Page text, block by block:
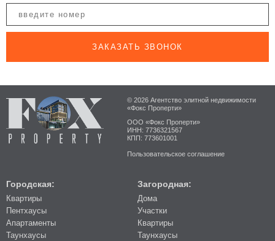
ЗАКАЗАТЬ ЗВОНОК
© 2026 Агентство элитной недвижимости
«Фокс Проперти»
ООО «Фокс Проперти»
ИНН: 7736321567
КПП: 773601001
Пользовательское соглашение
Городская:
Квартиры
Пентхаусы
Апартаменты
Таунхаусы
Загородная:
Дома
Участки
Квартиры
Таунхаусы